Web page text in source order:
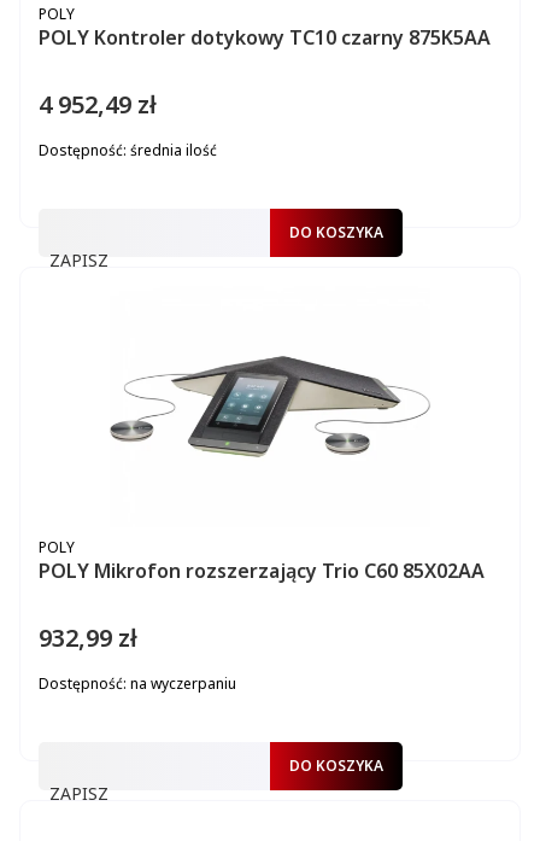
POLY Kontroler dotykowy TC10 czarny 875K5AA
PRODUCENT
POLY
Cena
4 952,49 zł
Dostępność: średnia ilość
ZAPISZ
DO KOSZYKA
POLY Mikrofon rozszerzający Trio C60 85X02AA
PRODUCENT
POLY
Cena
932,99 zł
Dostępność: na wyczerpaniu
ZAPISZ
DO KOSZYKA